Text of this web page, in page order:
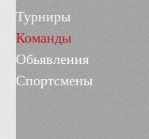
Турниры
Команды
Обьявления
Спортсмены